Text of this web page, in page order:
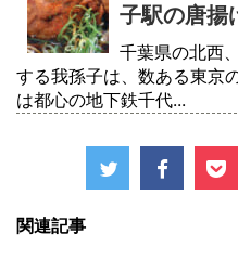
子駅の唐揚
千葉県の北西
する我孫子は、数ある東京
は都心の地下鉄千代...
関連記事